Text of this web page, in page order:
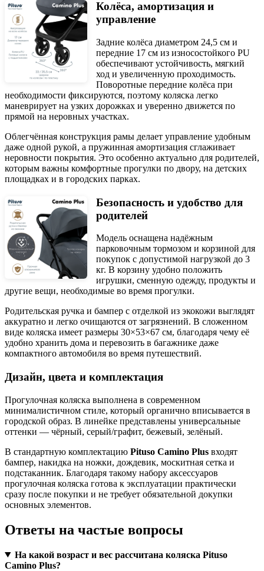
Колёса, амортизация и
управление
Задние колёса диаметром 24,5 см и
передние 17 см из износостойкого PU
обеспечивают устойчивость, мягкий
ход и увеличенную проходимость.
Поворотные передние колёса при
необходимости фиксируются, поэтому коляска легко
маневрирует на узких дорожках и уверенно движется по
прямой на неровных участках.
Облегчённая конструкция рамы делает управление удобным
даже одной рукой, а пружинная амортизация сглаживает
неровности покрытия. Это особенно актуально для родителей,
которым важны комфортные прогулки по двору, на детских
площадках и в городских парках.
Безопасность и удобство для
родителей
Модель оснащена надёжным
парковочным тормозом и корзиной для
покупок с допустимой нагрузкой до 3
кг. В корзину удобно положить
игрушки, сменную одежду, продукты и
другие вещи, необходимые во время прогулки.
Родительская ручка и бампер с отделкой из экокожи выглядят
аккуратно и легко очищаются от загрязнений. В сложенном
виде коляска имеет размеры 30×53×67 см, благодаря чему её
удобно хранить дома и перевозить в багажнике даже
компактного автомобиля во время путешествий.
Дизайн, цвета и комплектация
Прогулочная коляска выполнена в современном
минималистичном стиле, который органично вписывается в
городской образ. В линейке представлены универсальные
оттенки — чёрный, серый/графит, бежевый, зелёный.
В стандартную комплектацию Pituso Camino Plus входят
бампер, накидка на ножки, дождевик, москитная сетка и
подстаканник. Благодаря такому набору аксессуаров
прогулочная коляска готова к эксплуатации практически
сразу после покупки и не требует обязательной докупки
основных элементов.
Ответы на частые вопросы
На какой возраст и вес рассчитана коляска Pituso
Camino Plus?